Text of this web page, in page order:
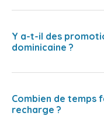
Y a-t-il des
dominicaine ?
Combien de temps
recharge ?